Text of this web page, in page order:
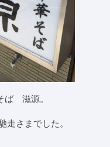
ば 滋源。
走さまでした。